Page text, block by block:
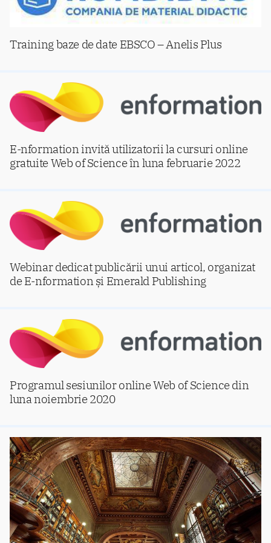
Training baze de date EBSCO – Anelis Plus
E-nformation invită utilizatorii la cursuri online
gratuite Web of Science în luna februarie 2022
Webinar dedicat publicării unui articol, organizat
de E-nformation și Emerald Publishing
Programul sesiunilor online Web of Science din
luna noiembrie 2020